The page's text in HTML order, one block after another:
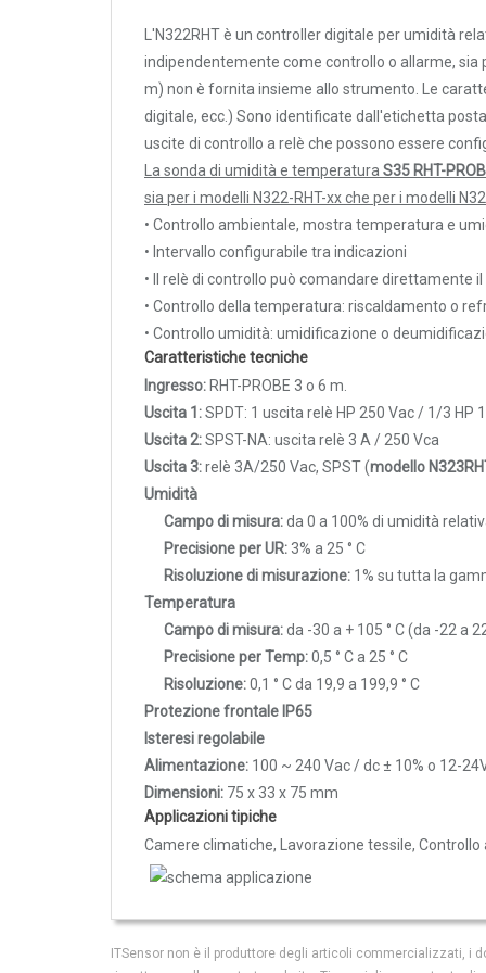
N322-RHT-12-24
sonda S35 RHT-PROBE (da
relè; alimentazione 12-24 V
N323-RHT
Controllore di temperatura e
sonda S35 RHT-PROBE (da
relè, Alimentazione 100-240
N323-RHT-12-24
Controllore di temperatura e
Probe esterno (da acquistare
Alimentazione 12-24 Vac/
N323-RHT-RS485
Probe esterno (da
RS485 Alimentazione 100-
N323-RHT-12-24-
RS485
Controllore di temperatura e
RS485 Alimentazione 12-24
S35 RHT-PROBE_3M
Sonda di temperatura e
termostati N32x-RHT e RHT-
S35 RHT-PROBE_6M
di 6 m, filtro forato in plastica
termostati N32x-RHT e RHT-
L'N322RHT è un controller digitale per umidità
indipendentemente come controllo o allarme,
m) non è fornita insieme allo strumento. Le
digitale, ecc.) Sono identificate dall'etichetta
uscite di controllo a relè che possono essere
La sonda di umidità e temperatura S35 RHT-
sia per i modelli N322-RHT-xx che per i modelli
• Controllo ambientale, mostra temperatura e
• Intervallo configurabile tra indicazioni
• Il relè di controllo può comandare direttamente
• Controllo della temperatura: riscaldamento o
• Controllo umidità: umidificazione o
Caratteristiche tecniche
Ingresso: RHT-PROBE 3 o 6 m.
Uscita 1:SPDT: 1 uscita relè HP 250 Vac / 1/3 HP
Uscita 2:SPST-NA: uscita relè 3 A / 250 Vca
Uscita 3:relè 3A/250 Vac, SPST (modello
Umidità
Campo di misura:da 0 a 100% di umidità
Precisione per UR: 3% a 25 ° C
Risoluzione di misurazione: 1% su tutta la
Temperatura
Campo di misura:da -30 a + 105 ° C (da -22 a
Precisione per Temp:0,5 ° C a 25 ° C
Risoluzione:0,1 ° C da 19,9 a 199,9 ° C
Protezione frontale IP65
Isteresi regolabile
Alimentazione: 100 ~ 240 Vac / dc ± 10% o 12-
Dimensioni: 75 x 33 x 75 mm
Applicazioni tipiche
Camere climatiche, Lavorazione tessile, Controllo
ITSensor non è il produttore degli articoli commercializzati, i
Igrostati e Termoigrostati
Igrostati ambiente
Igrostati per canale
Strumenti portatili
Strumenti di misura per materiali
Accessori e Ricambi
Sensori di pressione
Trasmettitori pressione
Trasmettitori pressione differenziale
Sonde CO2 ambiente
Sonde CO2 da canale
Sonde VOC - Componenti Organici Volatili
Sonde VOC ambiente